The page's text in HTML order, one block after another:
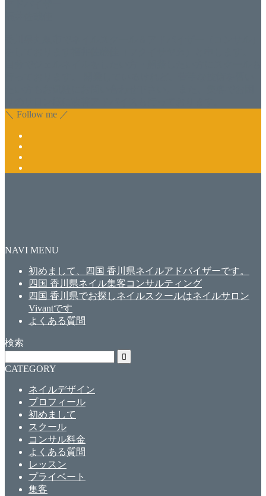
＼ Follow me ／
NAVI MENU
初めまして、四国 香川県ネイルアドバイザーです。
四国 香川県ネイル集客コンサルティング
四国 香川県でお探しネイルスクールはネイルサロン
Vivantです
よくある質問
検索
CATEGORY
ネイルデザイン
プロフィール
初めまして
スクール
コンサル料金
よくある質問
レッスン
プライベート
集客